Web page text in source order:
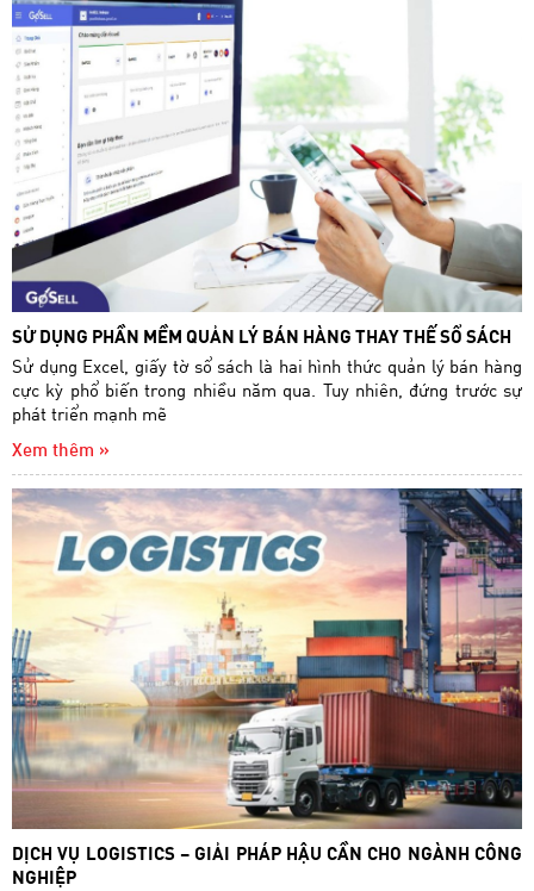
SỬ DỤNG PHẦN MỀM QUẢN LÝ BÁN HÀNG THAY THẾ SỔ SÁCH
Sử dụng Excel, giấy tờ sổ sách là hai hình thức quản lý bán hàng
cực kỳ phổ biến trong nhiều năm qua. Tuy nhiên, đứng trước sự
phát triển mạnh mẽ
Xem thêm »
DỊCH VỤ LOGISTICS – GIẢI PHÁP HẬU CẦN CHO NGÀNH CÔNG
NGHIỆP